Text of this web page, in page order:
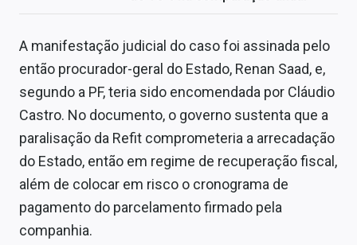
A manifestação judicial do caso foi assinada pelo
então procurador-geral do Estado, Renan Saad, e,
segundo a PF, teria sido encomendada por Cláudio
Castro. No documento, o governo sustenta que a
paralisação da Refit comprometeria a arrecadação
do Estado, então em regime de recuperação fiscal,
além de colocar em risco o cronograma de
pagamento do parcelamento firmado pela
companhia.